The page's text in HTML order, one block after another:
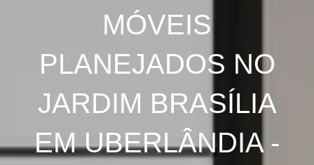
MÓVEIS
PLANEJADOS NO
JARDIM BRASÍLIA
EM UBERLÂNDIA -